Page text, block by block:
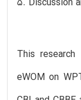
This
eWOM on